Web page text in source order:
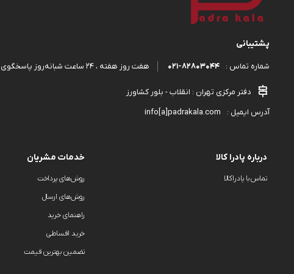
پشتیبانی
شماره تماس : ۰۲۱-۸۲۸۰۳۰۴۴ هفت روز هفته ، ۲۴ ساعت شبانه‌روز پاسخگوی شما هستیم.
دفتر مرکزی تهران : انقلاب - بلور کشاورز
آدرس ایمیل :
info[a]padrakala.com
درباره پادرا کالا
تماس با پادراکالا
خدمات مشریان
روش‌های پرداخت
روش‌های ارسال
راهنمای خرید
خرید اقساطی
تضمین بهترین قیمت